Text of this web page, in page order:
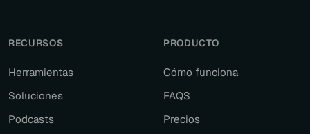
RECURSOS
Herramientas
Soluciones
Podcasts
PRODUCTO
Cómo funciona
FAQS
Precios